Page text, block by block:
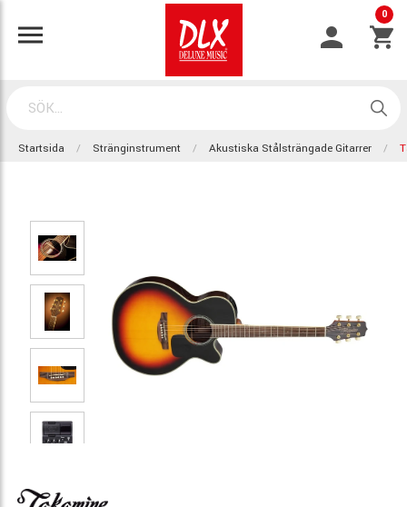
0
Startsida Stränginstrument Akustiska Stålsträngade Gitarrer